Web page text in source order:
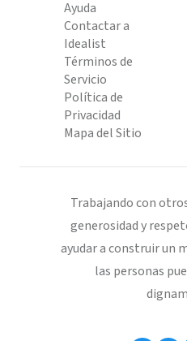
Ayuda
Contactar a
Idealist
Términos de
Servicio
Política de
Privacidad
Mapa del Sitio
Trabajando con
generosidad y
ayudar a construir un
las personas